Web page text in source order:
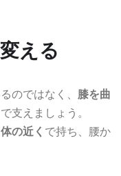
える
のではなく、 膝を曲
支えましょう。
体の近く で持ち、腰か